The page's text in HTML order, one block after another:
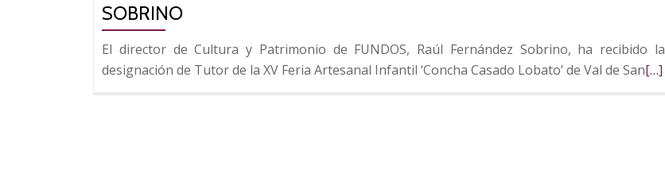
SOBRINO
El director de Cultura y Patrimonio de FUNDOS, Raúl Fernández Sobrino, ha recibido la
designación de Tutor de la XV Feria Artesanal Infantil ‘Concha Casado Lobato’ de Val de SanLeer
[…]